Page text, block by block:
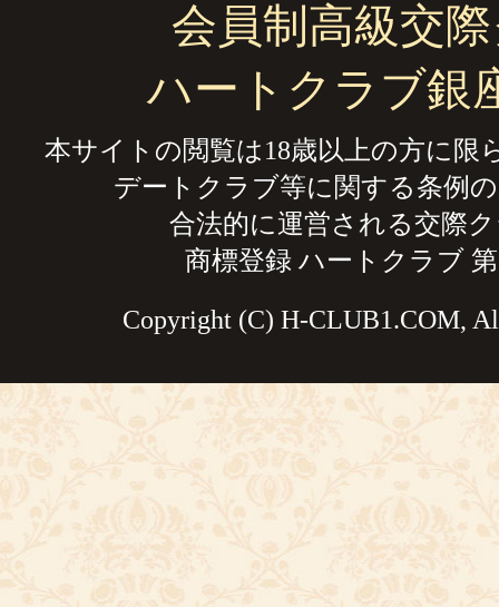
会員制高級交
ハートクラブ銀
本サイトの閲覧は18歳以上の方に限
デートクラブ等に関する条例
合法的に運営される交際
商標登録 ハートクラブ 第
Copyright (C) H-CLUB1.COM,